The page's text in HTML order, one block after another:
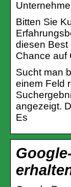
Bitten Sie
diesen Best
Chance auf
Sucht man
einem Feld
angezeigt.
Es